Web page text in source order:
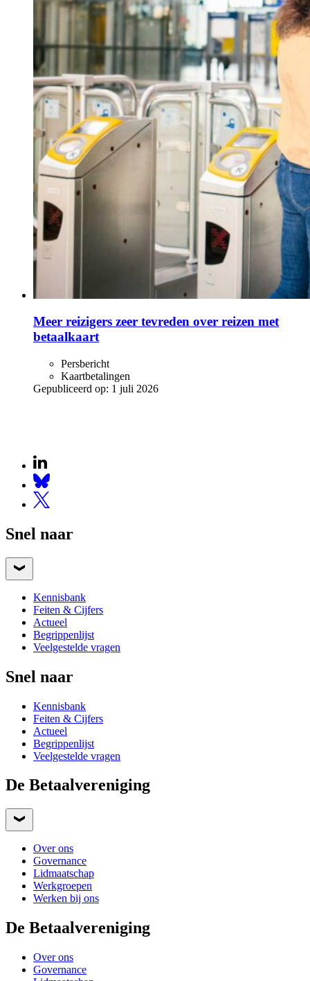
Meer reizigers zeer tevreden over reizen met
betaalkaart
Persbericht
Kaartbetalingen
Gepubliceerd op: 1 juli 2026
Snel naar
Kennisbank
Feiten & Cijfers
Actueel
Begrippenlijst
Veelgestelde vragen
Snel naar
Kennisbank
Feiten & Cijfers
Actueel
Begrippenlijst
Veelgestelde vragen
De Betaalvereniging
Over ons
Governance
Lidmaatschap
Werkgroepen
Werken bij ons
De Betaalvereniging
Over ons
Governance